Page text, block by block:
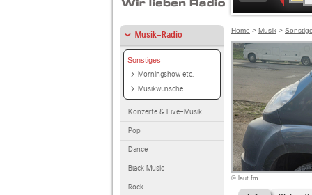
Musik-Radio
Sonstiges
Morningshow etc.
Musikwünsche
Konzerte & Live-Musik
Pop
Dance
Black Music
Rock
Home > Musik >
© laut.fm